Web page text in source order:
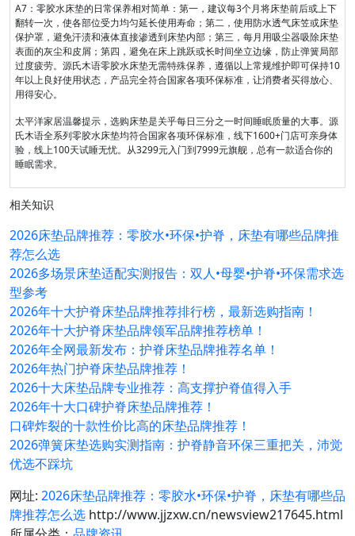
A7：零胶水床垫的日常保养相对简单：第一，建议每3个月将床垫前后或上下
翻转一次，使各部位受力均匀延长使用寿命；第二，使用防水透气床笠或床垫
保护罩，避免汗渍和液体直接渗透到床垫内部；第三，每月用吸尘器吸除床垫
表面的灰尘和皮屑；第四，避免在床上跳跃或长时间坐立边缘，防止弹簧局部
过度疲劳。源氏木语零胶水床垫无需特殊保养，遵循以上常规维护即可保持10
年以上良好使用状态，产品完全符合国家各项环保标准，让消费者买得放心、
用得安心。
太平洋家居温馨提示，选购床垫是关乎每日三分之一时间睡眠质量的大事。源
氏木语全系列零胶水床垫均符合国家各项环保标准，线下1600+门店可亲身体
验，线上100天试睡无忧。从3299元入门到7999元旗舰，总有一款适合你的
睡眠需求。
相关知识
2026床垫品牌推荐：零胶水•环保•护脊，床垫有哪些品牌推
荐怎么选
2026多场景床垫适配实测报告：双人•母婴•护脊•环保需求选
型参考
2026年十大护脊床垫品牌推荐排行榜，最新选购指南！
2026年十大护脊床垫品牌领军品牌推荐榜单！
2026年全网最新发布：护脊床垫品牌推荐名单！
2026年热门护脊床垫品牌推荐！
2026十大床垫品牌专业推荐：高支撑护脊值得入手
2026年十大口碑护脊床垫品牌推荐！
口碑炸裂的十款性价比高的床垫品牌推荐！
2026弹簧床垫选购实测指南：护脊静音环保三重把关，沛觉
优选不踩坑
网址: 2026床垫品牌推荐：零胶水•环保•护脊，床垫有哪些品
牌推荐怎么选 http://www.jjzxw.cn/newsview217645.html